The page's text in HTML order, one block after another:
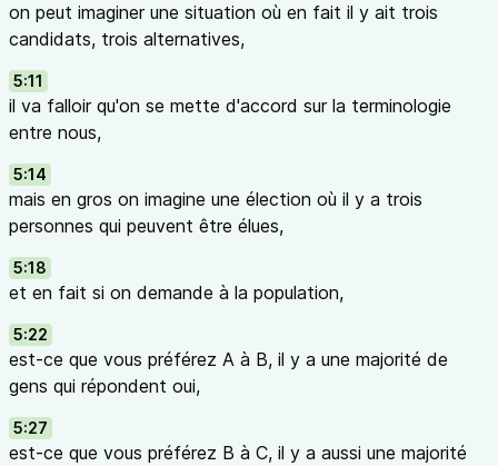
on peut imaginer une situation où en fait il y ait trois
candidats, trois alternatives,
5:11
il va falloir qu'on se mette d'accord sur la terminologie
entre nous,
5:14
mais en gros on imagine une élection où il y a trois
personnes qui peuvent être élues,
5:18
et en fait si on demande à la population,
5:22
est-ce que vous préférez A à B, il y a une majorité de
gens qui répondent oui,
5:27
est-ce que vous préférez B à C, il y a aussi une majorité